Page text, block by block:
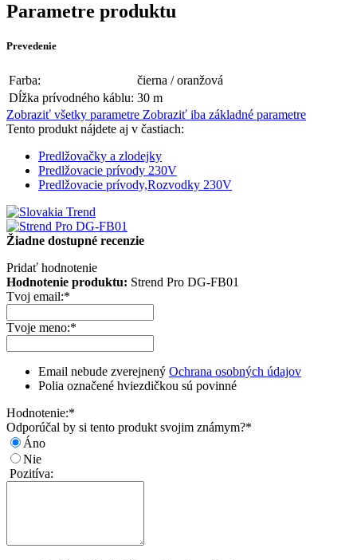
Parametre produktu
Prevedenie
Farba:
čierna / oranžová
Dĺžka prívodného káblu: 30 m
Zobraziť všetky parametre Zobraziť iba základné parametre
Tento produkt nájdete aj v častiach:
Predlžovačky a zlodejky
Predlžovacie prívody 230V
Predlžovacie prívody,Rozvodky 230V
Žiadne dostupné recenzie
Pridať hodnotenie
Hodnotenie produktu: Strend Pro DG-FB01
Tvoj email:*
Tvoje meno:*
Email nebude zverejnený Ochrana osobných údajov
Polia označené hviezdičkou sú povinné
Hodnotenie:*
Odporúčal by si tento produkt svojim známym?*
Áno
Nie
Pozitíva: